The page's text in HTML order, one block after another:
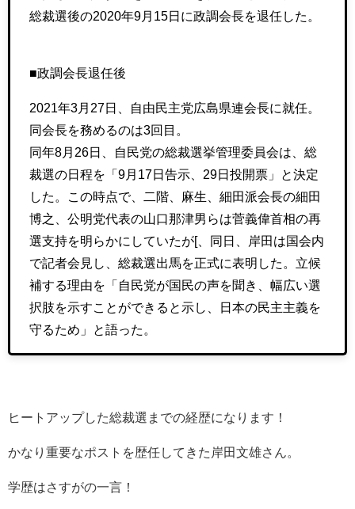
総裁選後の2020年9月15日に政調会長を退任した。
■政調会長退任後
2021年3月27日、自由民主党広島県連会長に就任。
同会長を務めるのは3回目。
同年8月26日、自民党の総裁選挙管理委員会は、総
裁選の日程を「9月17日告示、29日投開票」と決定
した。この時点で、二階、麻生、細田派会長の細田
博之、公明党代表の山口那津男らは菅義偉首相の再
選支持を明らかにしていたが[、同日、岸田は国会内
で記者会見し、総裁選出馬を正式に表明した。立候
補する理由を「自民党が国民の声を聞き、幅広い選
択肢を示すことができると示し、日本の民主主義を
守るため」と語った。
ヒートアップした総裁選までの経歴になります！
かなり重要なポストを歴任してきた岸田文雄さん。
学歴はさすがの一言！